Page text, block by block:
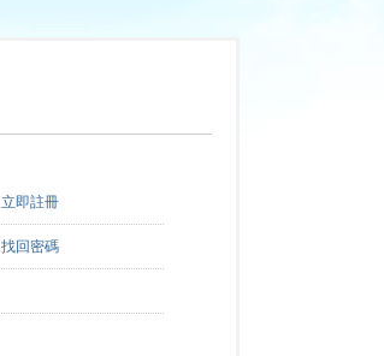
立即註冊
找回密碼